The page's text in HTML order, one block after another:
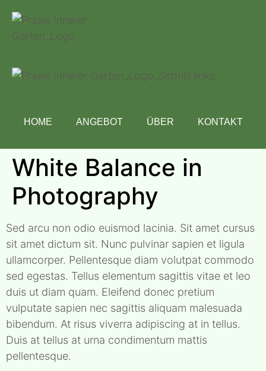
HOME ANGEBOT ÜBER KONTAKT
White Balance in
Photography
Sed arcu non odio euismod lacinia. Sit amet cursus
sit amet dictum sit. Nunc pulvinar sapien et ligula
ullamcorper. Pellentesque diam volutpat commodo
sed egestas. Tellus elementum sagittis vitae et leo
duis ut diam quam. Eleifend donec pretium
vulputate sapien nec sagittis aliquam malesuada
bibendum. At risus viverra adipiscing at in tellus.
Duis at tellus at urna condimentum mattis
pellentesque.